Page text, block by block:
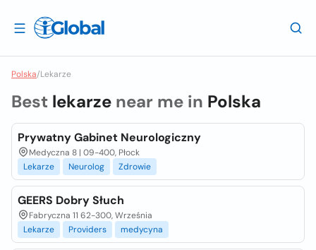
Polska/Lekarze
Best lekarze near me in Polska
Prywatny Gabinet Neurologiczny
Medyczna 8 | 09-400, Płock
Lekarze
Neurolog Zdrowie
GEERS Dobry Słuch
Fabryczna 11 62-300, Września
Lekarze
Providers medycyna